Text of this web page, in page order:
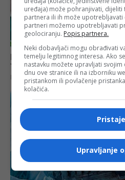
uređaja) može pohranjivati,
partnera ili ih može upotrebljavati
partneri možemo upotrebljavati
geolociranju. Popis partnera.
Neki dobavljači mogu obrađivati
temelju legitimnog interesa. Ako
nastavku možete upravljati
dnu ove stranice ili na izborniku
pristankom ili povlačenje
kolačića.
Upravljanje